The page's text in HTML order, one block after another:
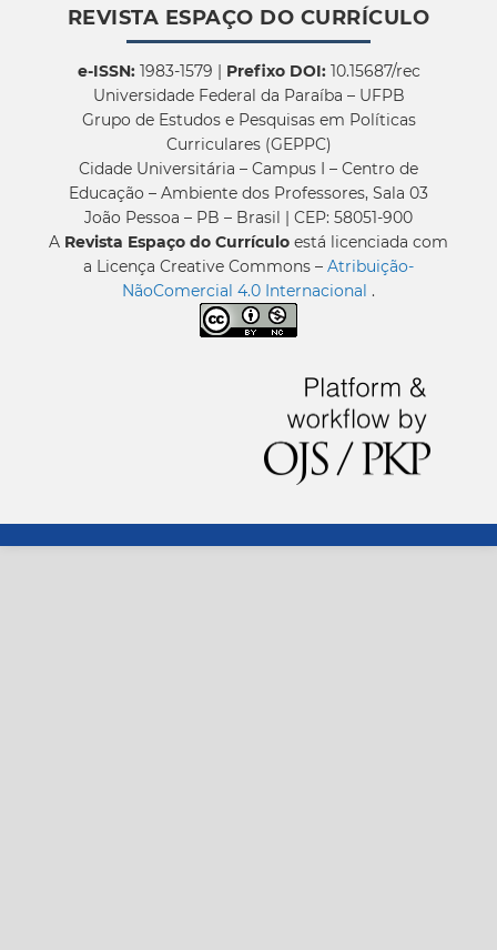
REVISTA ESPAÇO DO CURRÍCULO
e-ISSN:1983-1579 | Prefixo DOI:10.15687/rec
Universidade Federal da Paraíba – UFPB
Grupo de Estudos e Pesquisas em Políticas
Curriculares (GEPPC)
Cidade Universitária – Campus I – Centro de
Educação – Ambiente dos Professores, Sala 03
João Pessoa – PB – Brasil | CEP: 58051-900
A Revista Espaço do Currículo está licenciada com
a Licença Creative Commons – Atribuição-
NãoComercial 4.0 Internacional .